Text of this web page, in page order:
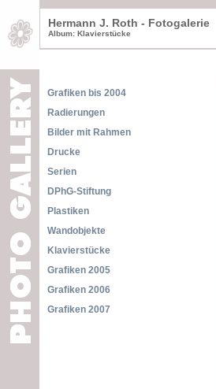
Hermann J. Roth - Fotogalerie
Album: Klavierstücke
Grafiken bis 2004
Radierungen
Bilder mit Rahmen
Drucke
Serien
DPhG-Stiftung
Plastiken
Wandobjekte
Klavierstücke
Grafiken 2005
Grafiken 2006
Grafiken 2007